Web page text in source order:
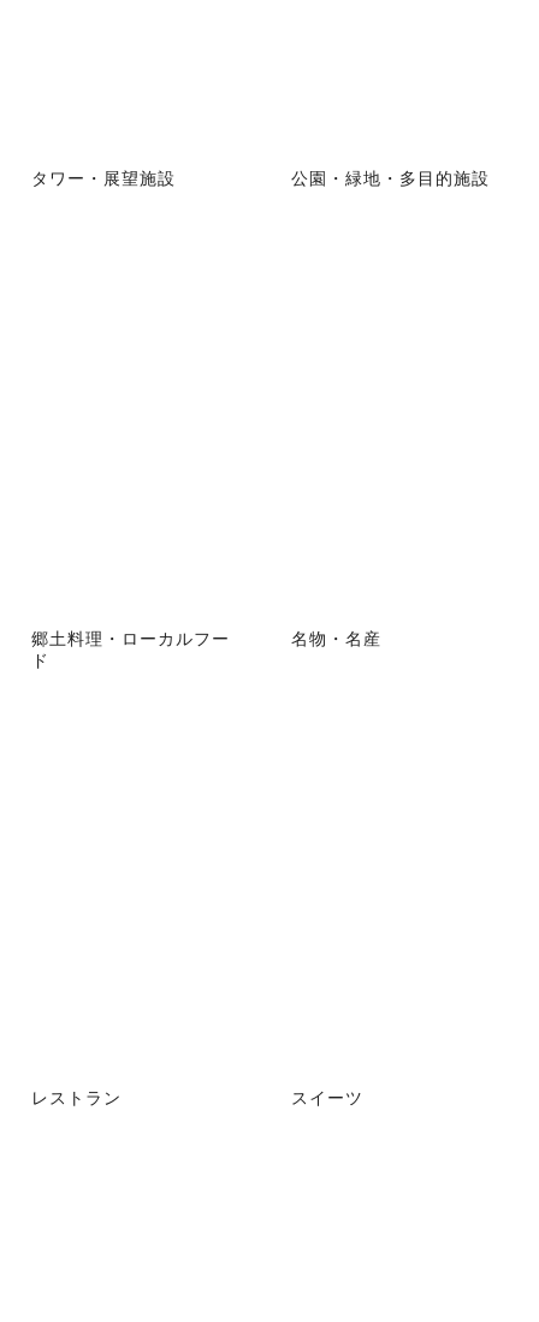
タワー・展望施設 公園・緑地・多目的施設
郷土料理・ローカルフー
ド
名物・名産
レストラン スイーツ